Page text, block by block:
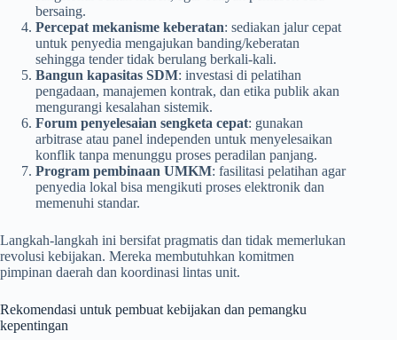
bersaing.
Percepat mekanisme keberatan: sediakan jalur cepat
untuk penyedia mengajukan banding/keberatan
sehingga tender tidak berulang berkali-kali.
Bangun kapasitas SDM: investasi di pelatihan
pengadaan, manajemen kontrak, dan etika publik akan
mengurangi kesalahan sistemik.
Forum penyelesaian sengketa cepat: gunakan
arbitrase atau panel independen untuk menyelesaikan
konflik tanpa menunggu proses peradilan panjang.
Program pembinaan UMKM: fasilitasi pelatihan agar
penyedia lokal bisa mengikuti proses elektronik dan
memenuhi standar.
Langkah-langkah ini bersifat pragmatis dan tidak memerlukan
revolusi kebijakan. Mereka membutuhkan komitmen
pimpinan daerah dan koordinasi lintas unit.
Rekomendasi untuk pembuat kebijakan dan pemangku
kepentingan